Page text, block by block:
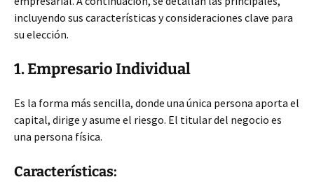
incluyendo sus características y consideraciones clave para
su elección.
1. Empresario Individual
Es la forma más sencilla, donde una única persona aporta el
capital, dirige y asume el riesgo. El titular del negocio es
una persona física.
Características: